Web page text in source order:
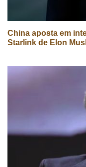
China aposta em
Starlink de Elon